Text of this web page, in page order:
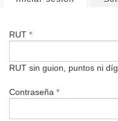
RUT *
RUT sin guion, puntos ni
Contraseña *